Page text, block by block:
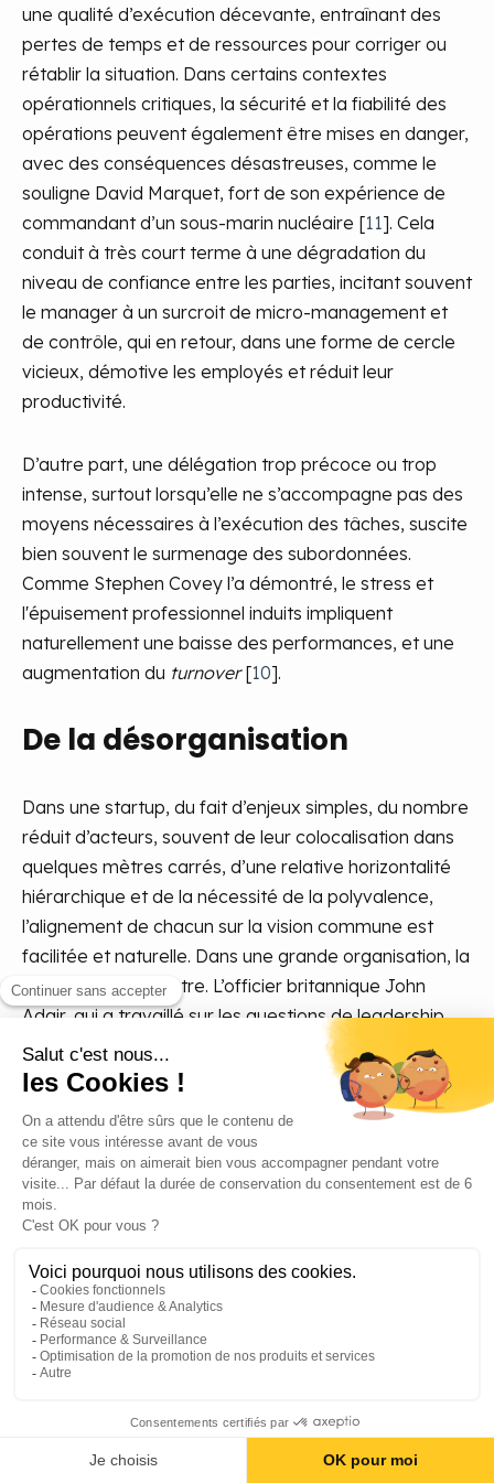
une qualité d’exécution décevante, entraînant des
pertes de temps et de ressources pour corriger ou
rétablir la situation. Dans certains contextes
opérationnels critiques, la sécurité et la fiabilité des
opérations peuvent également être mises en danger,
avec des conséquences désastreuses, comme le
souligne David Marquet, fort de son expérience de
commandant d’un sous-marin nucléaire [11]. Cela
conduit à très court terme à une dégradation du
niveau de confiance entre les parties, incitant souvent
le manager à un surcroit de micro-management et
de contrôle, qui en retour, dans une forme de cercle
vicieux, démotive les employés et réduit leur
productivité.
D’autre part, une délégation trop précoce ou trop
intense, surtout lorsqu’elle ne s’accompagne pas des
moyens nécessaires à l’exécution des tâches, suscite
bien souvent le surmenage des subordonnées.
Comme Stephen Covey l’a démontré, le stress et
l'épuisement professionnel induits impliquent
naturellement une baisse des performances, et une
augmentation du turnover[10].
De la désorganisation
Dans une startup, du fait d’enjeux simples, du nombre
réduit d’acteurs, souvent de leur colocalisation dans
quelques mètres carrés, d’une relative horizontalité
hiérarchique et de la nécessité de la polyvalence,
l’alignement de chacun sur la vision commune est
facilitée et naturelle. Dans une grande organisation, la
réalité est toute autre. L’officier britannique John
Adair, qui a travaillé sur les questions de leadership,
observe que la délégation sans une communication
claire et un alignement des opérations avec la vision
stratégique - typiquement portés auprès de l’équipe
par le manager - peut conduire à la perte de
coordination entre les équipes, puis les
départements, jusqu’à les isoler au sein d’une même
organisation : les fameux silos fonctionnels ou
Le leadership est l’art d’amener
que vous voulez, parce qu’il veut le faire.
» Dwight D. Eisenhower [19]